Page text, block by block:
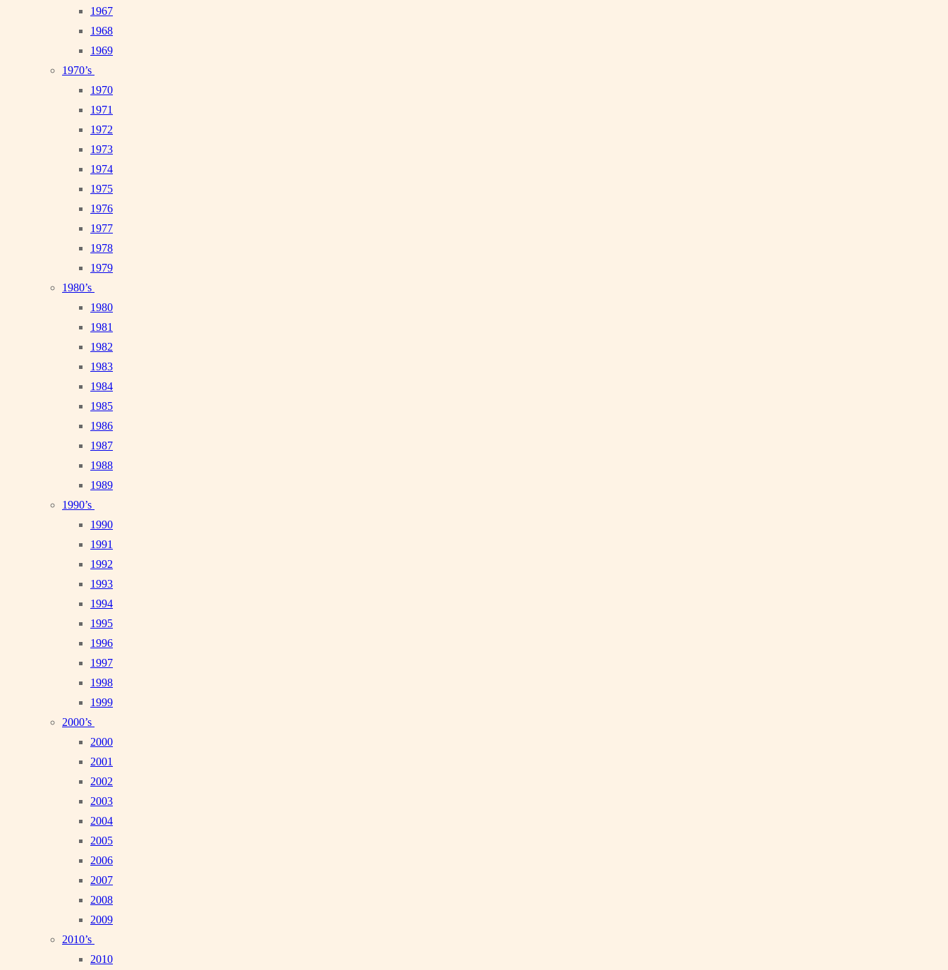
1967
1968
1969
1970’s
1970
1971
1972
1973
1974
1975
1976
1977
1978
1979
1980’s
1980
1981
1982
1983
1984
1985
1986
1987
1988
1989
1990’s
1990
1991
1992
1993
1994
1995
1996
1997
1998
1999
2000’s
2000
2001
2002
2003
2004
2005
2006
2007
2008
2009
2010’s
2010